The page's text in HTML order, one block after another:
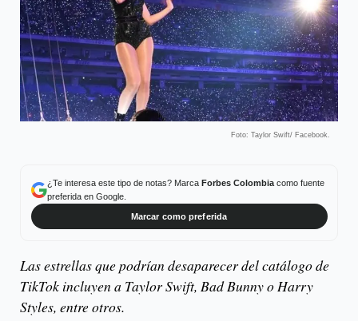
Foto: Taylor Swift/ Facebook.
¿Te interesa este tipo de notas? Marca Forbes Colombiacomo fuente
preferida en Google.
Marcar como preferida
Las estrellas que podrían desaparecer del catálogo de
TikTok incluyen a Taylor Swift, Bad Bunny o Harry
Styles, entre otros.